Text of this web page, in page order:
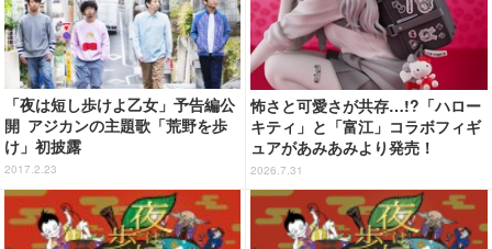
「夜は短し歩けよ乙女」予告編公
開 アジカンの主題歌「荒野を歩
け」初披露
2017.2.23
怖さと可愛さが共存…!?「ハロー
キティ」と「富江」コラボフィギ
ュアがあみあみより発売！
2026.7.31